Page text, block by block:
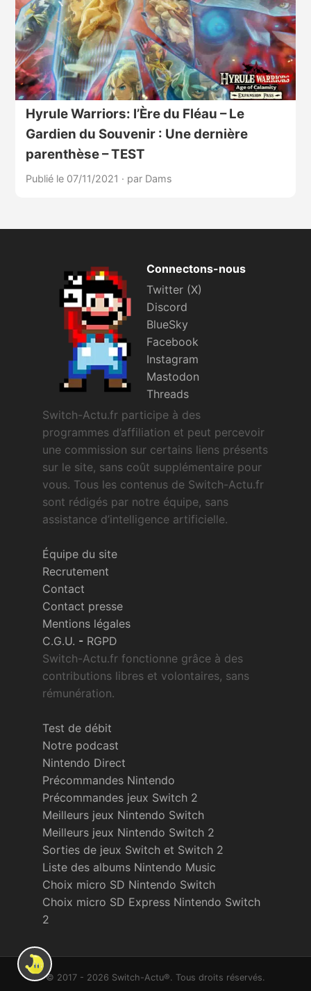
Hyrule Warriors: l’Ère du Fléau – Le
Gardien du Souvenir : Une dernière
parenthèse – TEST
Publié le 07/11/2021 · par Dams
Connectons-nous
Twitter (X)
Discord
BlueSky
Facebook
Instagram
Mastodon
Threads
Switch-Actu.fr participe à des
programmes d’affiliation et peut percevoir
une commission sur certains liens présents
sur le site, sans coût supplémentaire pour
vous. Tous les contenus de Switch-Actu.fr
sont rédigés par notre équipe, sans
assistance d’intelligence artificielle.
Équipe du site
Recrutement
Contact
Contact presse
Mentions légales
C.G.U. - RGPD
Switch-Actu.fr fonctionne grâce à des
contributions libres et volontaires, sans
rémunération.
Test de débit
Notre podcast
Nintendo Direct
Précommandes Nintendo
Précommandes jeux Switch 2
Meilleurs jeux Nintendo Switch
Meilleurs jeux Nintendo Switch 2
Sorties de jeux Switch et Switch 2
Liste des albums Nintendo Music
Choix micro SD Nintendo Switch
Choix micro SD Express Nintendo Switch
2
© 2017 - 2026 Switch-Actu®. Tous droits réservés.